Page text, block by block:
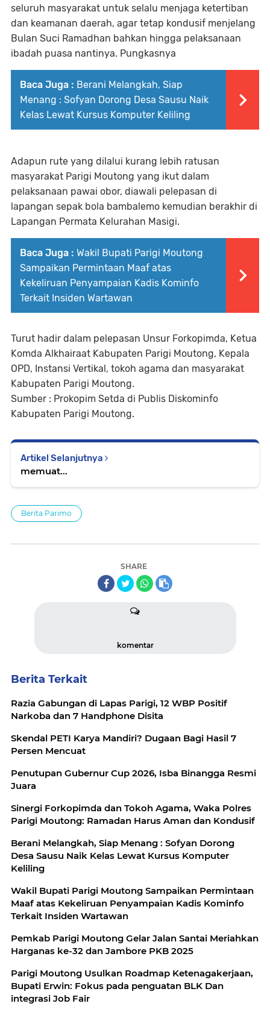
seluruh masyarakat untuk selalu menjaga ketertiban
dan keamanan daerah, agar tetap kondusif menjelang
Bulan Suci Ramadhan bahkan hingga pelaksanaan
ibadah puasa nantinya. Pungkasnya
Baca Juga : ‎Berani Melangkah, Siap
Menang : Sofyan Dorong Desa Sausu Naik
Kelas Lewat Kursus Komputer Keliling
Adapun rute yang dilalui kurang lebih ratusan
masyarakat Parigi Moutong yang ikut dalam
pelaksanaan pawai obor, diawali pelepasan di
lapangan sepak bola bambalemo kemudian berakhir di
Lapangan Permata Kelurahan Masigi.
Baca Juga : Wakil Bupati Parigi Moutong
Sampaikan Permintaan Maaf atas
Kekeliruan Penyampaian Kadis Kominfo
Terkait Insiden Wartawan
Turut hadir dalam pelepasan Unsur Forkopimda, Ketua
Komda Alkhairaat Kabupaten Parigi Moutong, Kepala
OPD, Instansi Vertikal, tokoh agama dan masyarakat
Kabupaten Parigi Moutong.
Sumber : Prokopim Setda di Publis Diskominfo
Kabupaten Parigi Moutong.
Artikel Selanjutnya
memuat...
Berita Parimo
SHARE
komentar
Berita Terkait
Razia Gabungan di Lapas Parigi, 12 WBP Positif
Narkoba dan 7 Handphone Disita
Skendal PETI Karya Mandiri? Dugaan Bagi Hasil 7
Persen Mencuat
Penutupan Gubernur Cup 2026, Isba Binangga Resmi
Juara
Sinergi Forkopimda dan Tokoh Agama, Waka Polres
Parigi Moutong: Ramadan Harus Aman dan Kondusif
‎Berani Melangkah, Siap Menang : Sofyan Dorong
Desa Sausu Naik Kelas Lewat Kursus Komputer
Keliling
Wakil Bupati Parigi Moutong Sampaikan Permintaan
Maaf atas Kekeliruan Penyampaian Kadis Kominfo
Terkait Insiden Wartawan
Pemkab Parigi Moutong Gelar Jalan Santai Meriahkan
Harganas ke-32 dan Jambore PKB 2025
Parigi Moutong Usulkan Roadmap Ketenagakerjaan,
Bupati Erwin: Fokus pada penguatan BLK Dan
integrasi Job Fair